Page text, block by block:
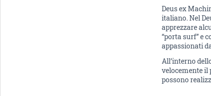
Deus ex
italiano. Nel
apprezzare
“porta surf” e
appassionati
All’interno
velocemente il
possono